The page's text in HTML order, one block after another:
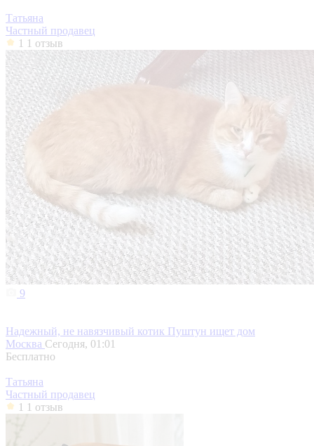
Татьяна
Частный продавец
1 1 отзыв
9
Надежный, не навязчивый котик Пуштун ищет дом
Москва Сегодня, 01:01
Бесплатно
Татьяна
Частный продавец
1 1 отзыв